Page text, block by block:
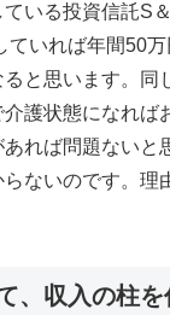
いる投資信託S
ていれば年間50万
と思います。同
護状態になれば
れば問題ないと
ないのです。理
、収入の柱を